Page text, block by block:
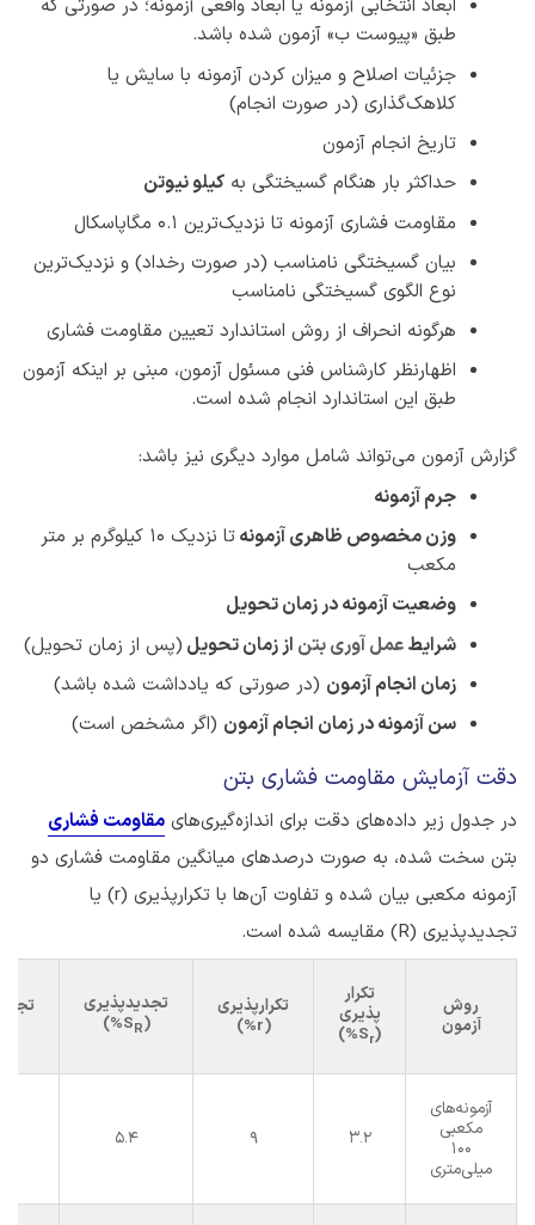
ابعاد انتخابی آزمونه یا ابعاد واقعی آزمونه؛ در صورتی که
طبق «پیوست ب» آزمون شده باشد.
جزئیات اصلاح و میزان کردن آزمونه با سایش یا
کلاهک‌گذاری (در صورت انجام)
تاریخ انجام آزمون
حداکثر بار هنگام گسیختگی بهکیلو نیوتن
مقاومت فشاری آزمونه تا نزدیک‌ترین 0.1 مگاپاسکال
بیان گسیختگی نامناسب (در صورت رخداد) و نزدیک‌ترین
نوع الگوی گسیختگی نامناسب
هرگونه انحراف از روش استاندارد تعیین مقاومت فشاری
اظهارنظر کارشناس فنی مسئول آزمون، مبنی بر اینکه آزمون
طبق این استاندارد انجام شده است.
گزارش آزمون می‌تواند شامل موارد دیگری نیز باشد:
جرم آزمونه
وزن مخصوص ظاهری آزمونه
تا نزدیک 10 کیلوگرم بر متر
مکعب
وضعیت آزمونه در زمان تحویل
شرایطعمل آوری بتن از زمان تحویل (پس از زمان تحویل)
زمان انجام آزمون (در صورتی که یادداشت شده باشد)
سن آزمونه در زمان انجام آزمون (اگر مشخص است)
دقت آزمایش مقاومت فشاری بتن
در جدول زیر داده‌های دقت برای اندازه‌گیری‌های مقاومت فشاری
بتن سخت شده، به صورت درصدهای میانگین مقاومت فشاری دو
آزمونه مکعبی بیان شده و تفاوت آن‌ها با تکرارپذیری (r) یا
تجدیدپذیری (R) مقایسه شده است.
روش
آزمون
تکرار
پذیری
(
Sr
%
)
تکرارپذیری
(
r%
)
تجدیدپذیری
(
SR
%
)
آزمونه‌های
مکعبی
100
میلی‌متری
3.2
9
5.4